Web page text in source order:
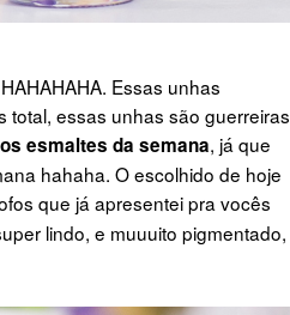
Essas unhas
essas unhas são guerreiras
os esmaltes da semana, já que
hahaha. O escolhido de hoje
que já apresentei pra vocês
lindo, e muuuito pigmentado,